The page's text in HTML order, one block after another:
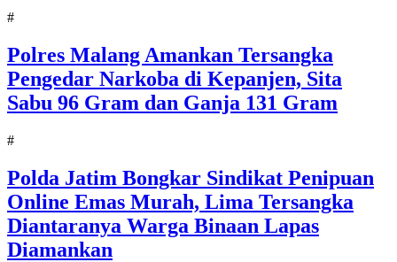
#
Polres Malang Amankan Tersangka
Pengedar Narkoba di Kepanjen, Sita
Sabu 96 Gram dan Ganja 131 Gram
#
Polda Jatim Bongkar Sindikat Penipuan
Online Emas Murah, Lima Tersangka
Diantaranya Warga Binaan Lapas
Diamankan